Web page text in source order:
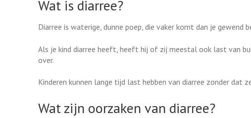
Wat is diarree?
Diarree is waterige, dunne poep, die vaker komt dan je gewend
Als je kind diarree heeft, heeft hij of zij meestal ook last van
over.
Kinderen kunnen lange tijd last hebben van diarree zonder dat
Wat zijn oorzaken van diarree?